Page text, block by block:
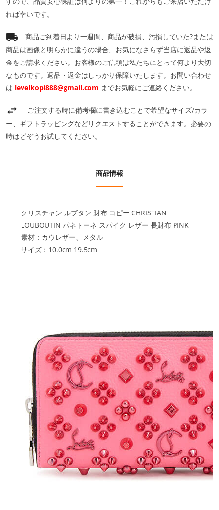
れば幸いです。
商品ご到着日より一週間、商品が破損、汚損していた?または
商品は画像と明らかに違うの場合、お気になさらず当店に返品や返
金をご請求ください。お客様のご信頼は私たちにとって何より大切
なものです。返品・返金はしっかり保障いたします。お問い合わせ
は levelkopi888@gmail.com までお気軽にご連絡ください。
ご注文する時に備考欄に書き込むことで希望なサイズ/カラ
ー、ギフトラッピングなどリクエストすることができます。必要の
時はどぞうお試してください。
商品情報
クリスチャン ルブタン 財布 コピー CHRISTIAN
LOUBOUTIN パネトーネ スパイク レザー 長財布 PINK
素材：カウレザー、メタル
サイズ：10.0cm 19.5cm